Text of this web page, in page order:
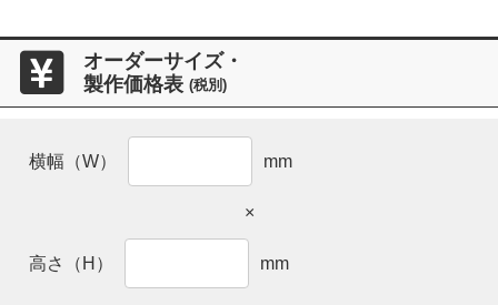
オーダーサイズ・
製作価格表 (税別)
横幅（W） mm
×
高さ（H） mm